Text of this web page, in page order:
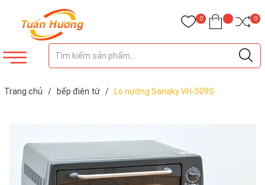
0 0
Trang chủ / bếp điên từ / Lò nướng Sanaky VH-509S